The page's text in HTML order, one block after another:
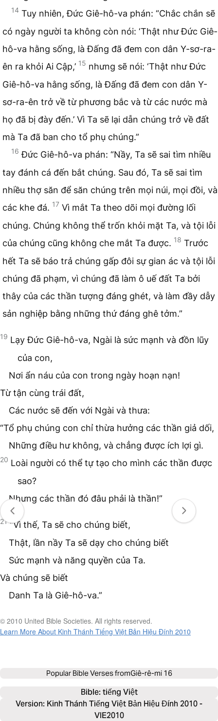
14 Tuy nhiên, Đức Giê-hô-va phán: “Chắc chắn sẽ
có ngày người ta không còn nói: ‘Thật như Đức Giê-
hô-va hằng sống, là Đấng đã đem con dân Y-sơ-ra-
ên ra khỏi Ai Cập,’ 15 nhưng sẽ nói: ‘Thật như Đức
Giê-hô-va hằng sống, là Đấng đã đem con dân Y-
sơ-ra-ên trở về từ phương bắc và từ các nước mà
họ đã bị đày đến.’ Vì Ta sẽ lại dẫn chúng trở về đất
mà Ta đã ban cho tổ phụ chúng.”
16 Đức Giê-hô-va phán: “Nầy, Ta sẽ sai tìm nhiều
tay đánh cá đến bắt chúng. Sau đó, Ta sẽ sai tìm
nhiều thợ săn để săn chúng trên mọi núi, mọi đồi, và
các khe đá. 17 Vì mắt Ta theo dõi mọi đường lối
chúng. Chúng không thể trốn khỏi mặt Ta, và tội lỗi
của chúng cũng không che mắt Ta được. 18 Trước
hết Ta sẽ báo trả chúng gấp đôi sự gian ác và tội lỗi
chúng đã phạm, vì chúng đã làm ô uế đất Ta bởi
thây của các thần tượng đáng ghét, và làm đầy dẫy
sản nghiệp bằng những thứ đáng ghê tởm.”
19 Lạy Đức Giê-hô-va, Ngài là sức mạnh và đồn lũy
của con,
Nơi ẩn náu của con trong ngày hoạn nạn!
Từ tận cùng trái đất,
Các nước sẽ đến với Ngài và thưa:
“Tổ phụ chúng con chỉ thừa hưởng các thần giả dối,
Những điều hư không, và chẳng được ích lợi gì.
20 Loài người có thể tự tạo cho mình các thần được
sao?
Nhưng các thần đó đâu phải là thần!”
21 “Vì thế, Ta sẽ cho chúng biết,
Thật, lần nầy Ta sẽ dạy cho chúng biết
Sức mạnh và năng quyền của Ta.
Và chúng sẽ biết
Danh Ta là Giê-hô-va.”
© 2010 United Bible Societies. All rights reserved.
Learn More About Kinh Thánh Tiếng Việt Bản Hiệu Đính 2010
Popular Bible Verses fromGiê-rê-mi 16
Bible: tiếng Việt
Version: Kinh Thánh Tiếng Việt Bản Hiệu Đính 2010 -
VIE2010